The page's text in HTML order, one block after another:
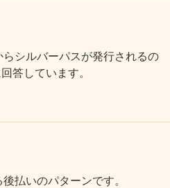
シルバーパスが発行されるの
答しています。
払いのパターンです。